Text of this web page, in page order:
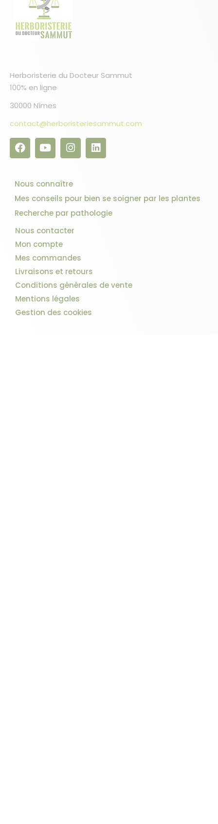
Herboristerie du Docteur Sammut
100% en ligne
30000 Nîmes
contact@herboristeriesammut.com
Nous connaître
Mes conseils pour bien se soigner par les plantes
Recherche par pathologie
Nous contacter
Mon compte
Mes commandes
Livraisons et retours
Conditions générales de vente
Mentions légales
Gestion des cookies